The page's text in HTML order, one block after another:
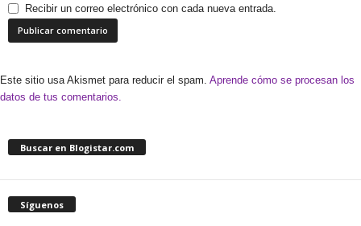
Recibir un correo electrónico con cada nueva entrada.
Este sitio usa Akismet para reducir el spam. Aprende cómo se procesan los
datos de tus comentarios.
Buscar en Blogistar.com
Síguenos